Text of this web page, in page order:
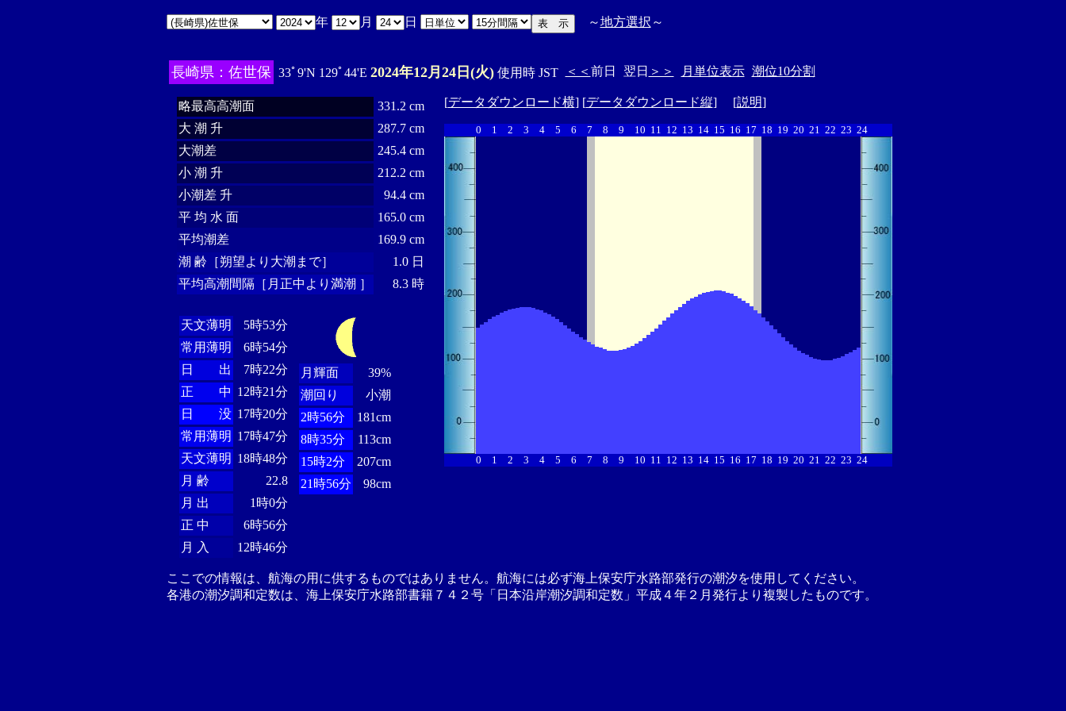
年 月 日 ～地方選択 ～
長崎県：佐世保 33ﾟ9'N 129ﾟ44'E 2024年12月24日(火)使用時 JST ＜＜ 前日 翌日 ＞＞ 月単位表示 潮位10分割
略最高高潮面
331.2 cm
大 潮 升
287.7 cm
大潮差
245.4 cm
小 潮 升
212.2 cm
小潮差 升
94.4 cm
平 均 水 面
165.0 cm
平均潮差
169.9 cm
潮 齢［朔望より大潮まで］
1.0 日
平均高潮間隔［月正中より満潮 ］
8.3 時
天文薄明
5時53分
常用薄明
6時54分
日 出
7時22分
正 中 12時21分
日 没 17時20分
常用薄明 17時47分
天文薄明 18時48分
月 齢
22.8
月 出
1時0分
正 中
6時56分
月 入
12時46分
月輝面
39%
潮回り
小潮
2時56分
181cm
8時35分
113cm
15時2分
207cm
21時56分
98cm
[データダウンロード横] [データダウンロード縦] [説明]
0 1 2 3 4 5 6 7 8 9 10 11 12 13 14 15 16 17 18 19 20 21 22 23 24
0 1 2 3 4 5 6 7 8 9 10 11 12 13 14 15 16 17 18 19 20 21 22 23 24
ここでの情報は、航海の用に供するものではありません。航海には必ず海上保安庁水路部発行の潮汐を使用してください。
各港の潮汐調和定数は、海上保安庁水路部書籍７４２号「日本沿岸潮汐調和定数」平成４年２月発行より複製したものです。